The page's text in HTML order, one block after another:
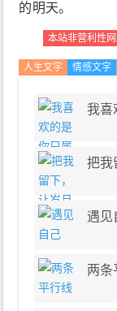
的明天。
本站非营利性
人生文字 情感文字
我喜
把我
遇见
两条